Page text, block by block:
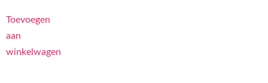
Toevoegen
aan
winkelwagen